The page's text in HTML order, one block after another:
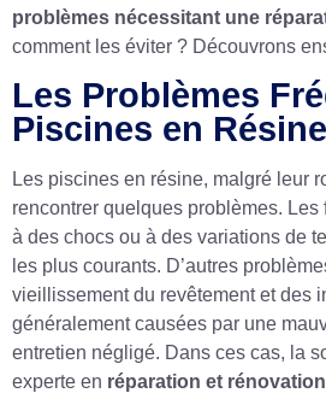
problèmes nécessitant une
comment les éviter ? Découvrons
Les Problèmes
Piscines en Résine
Les piscines en résine, malgré leur
rencontrer quelques problèmes.
à des chocs ou à des variations de
les plus courants. D’autres
vieillissement du revêtement et des
généralement causées par une
entretien négligé. Dans ces cas, la
experte en réparation et